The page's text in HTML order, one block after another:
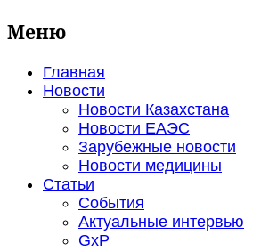
Меню
Главная
Новости
Новости Казахстана
Новости ЕАЭС
Зарубежные новости
Новости медицины
Статьи
События
Актуальные интервью
GxP